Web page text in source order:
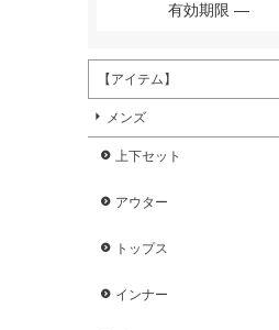
有効期限
【アイテム】
メンズ
上下セット
アウター
トップス
インナー